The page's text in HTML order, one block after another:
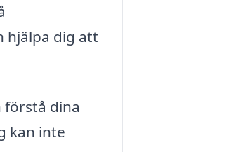
hjälpa dig att
dina
kan inte